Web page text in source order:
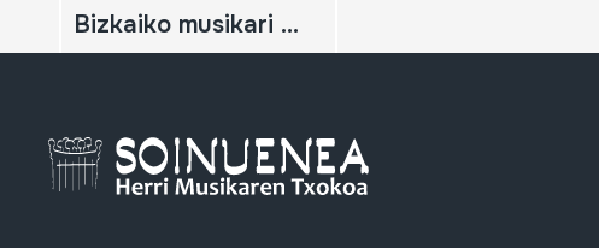
Bizkaiko musikari tradizionalak